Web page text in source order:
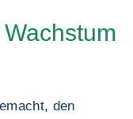
Wachstum
den